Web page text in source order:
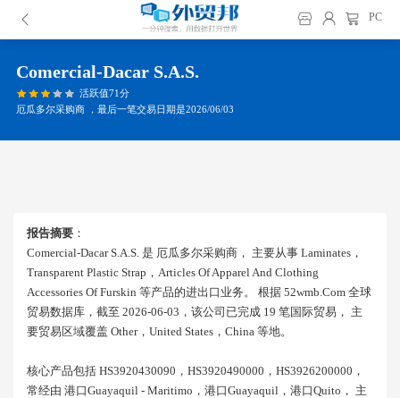
PC
Comercial-Dacar S.a.s.
活跃值71分
厄瓜多尔采购商 ，最后一笔交易日期是2026/06/03
报告摘要 ：
Comercial-Dacar S.a.s. 是 厄瓜多尔采购商， 主要从事 Laminates，
Transparent Plastic Strap，articles Of Apparel And Clothing
Accessories Of Furskin 等产品的进出口业务。 根据 52wmb.com 全球
贸易数据库，截至 2026-06-03，该公司已完成 19 笔国际贸易， 主
要贸易区域覆盖 Other，united States，china 等地。
核心产品包括 HS3920430090，HS3920490000，HS3926200000，
常经由 港口guayaquil - Maritimo，港口guayaquil，港口quito， 主